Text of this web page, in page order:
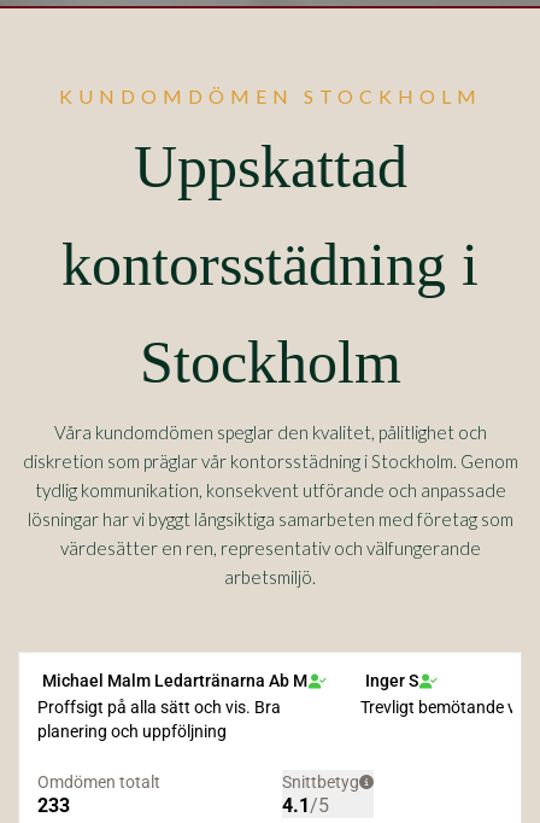
KUNDOMDÖMEN STOCKHOLM
Uppskattad
kontorsstädning i
Stockholm
Våra kundomdömen speglar den kvalitet, pålitlighet och
diskretion som präglar vår kontorsstädning i Stockholm. Genom
tydlig kommunikation, konsekvent utförande och anpassade
lösningar har vi byggt långsiktiga samarbeten med företag som
värdesätter en ren, representativ och välfungerande
arbetsmiljö.